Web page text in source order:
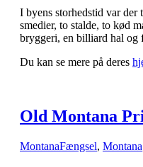
I byens storhedstid var der
smedier, to stalde, to kød
bryggeri, en billiard hal og
Du kan se mere på deres
Old Montana
MontanaFængsel, Montana